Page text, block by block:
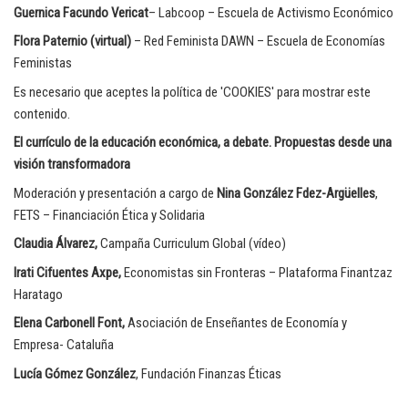
Guernica Facundo Vericat– Labcoop – Escuela de Activismo Económico
Flora Paternio (virtual) – Red Feminista DAWN – Escuela de Economías
Feministas
Es necesario que aceptes la política de 'COOKIES' para mostrar este
contenido.
El currículo de la educación económica, a debate. Propuestas desde una
visión transformadora
Moderación y presentación a cargo de Nina González Fdez-Argüelles,
FETS – Financiación Ética y Solidaria
Claudia Álvarez,Campaña Curriculum Global (vídeo)
Irati Cifuentes Axpe,Economistas sin Fronteras – Plataforma Finantzaz
Haratago
Elena Carbonell Font,Asociación de Enseñantes de Economía y
Empresa- Cataluña
Lucía Gómez González, Fundación Finanzas Éticas